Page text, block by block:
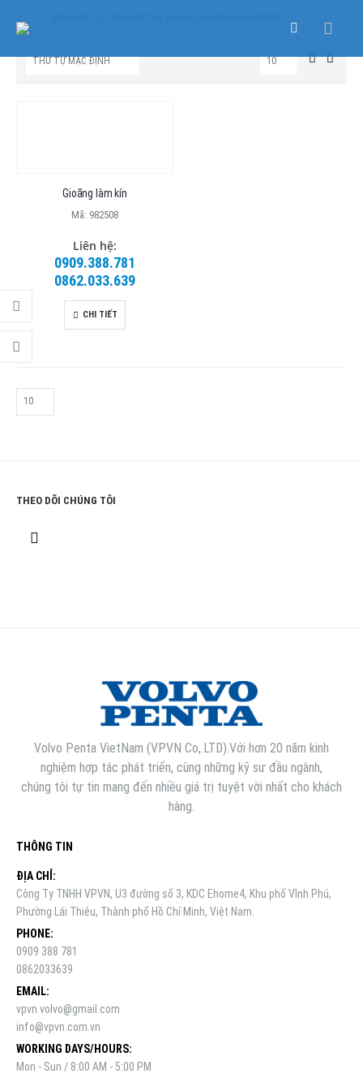
Gioăng làm kín
Mã: 982508
Liên hệ:
0909.388.781
0862.033.639
CHI TIẾT
THEO DÕI CHÚNG TÔI
Volvo Penta VietNam (VPVN Co,.LTD).Với hơn 20 năm kinh
nghiệm hợp tác phát triển, cùng những kỹ sư đầu ngành,
chúng tôi tự tin mang đến nhiều giá trị tuyệt vời nhất cho khách
hàng.
THÔNG TIN
ĐỊA CHỈ:
Công Ty TNHH VPVN, U3 đường số 3, KDC Ehome4, Khu phố Vĩnh Phú,
Phường Lái Thiêu, Thành phố Hồ Chí Minh, Việt Nam.
PHONE:
0909 388 781
0862033639
EMAIL:
vpvn.volvo@gmail.com
info@vpvn.com.vn
WORKING DAYS/HOURS:
Mon - Sun / 8:00 AM - 5:00 PM